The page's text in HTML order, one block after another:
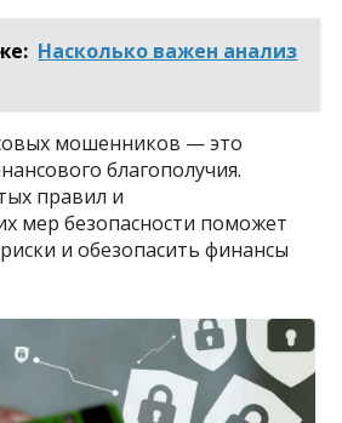
Насколько важен анализ
мошенников — это
благополучия.
правил и
мер безопасности поможет
и обезопасить финансы